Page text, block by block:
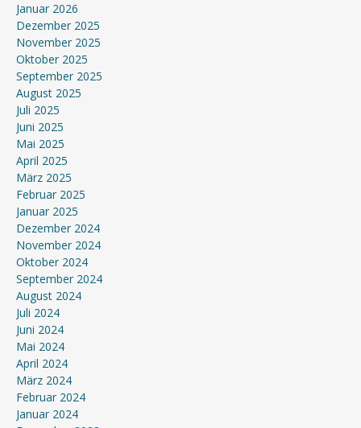
Januar 2026
Dezember 2025
November 2025
Oktober 2025
September 2025
August 2025
Juli 2025
Juni 2025
Mai 2025
April 2025
März 2025
Februar 2025
Januar 2025
Dezember 2024
November 2024
Oktober 2024
September 2024
August 2024
Juli 2024
Juni 2024
Mai 2024
April 2024
März 2024
Februar 2024
Januar 2024